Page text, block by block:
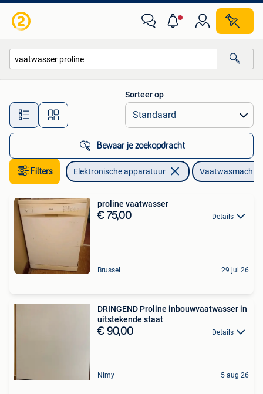
Alle afstanden…
Sorteer op
Bewaar je zoekopdracht
Filters Elektronische apparatuur
proline vaatwasser
€ 75,00 Details
Brussel 29 jul 26
DRINGEND Proline inbouwvaatwasser in
uitstekende staat
€ 90,00 Details
Nimy 5 aug 26